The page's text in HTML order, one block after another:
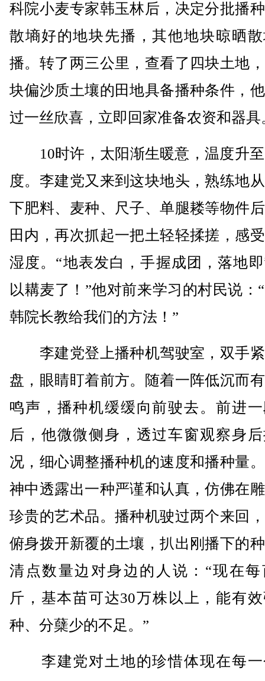
科院小麦专家韩玉林后，决定分批播
散墒好的地块先播，其他地块晾晒
播。转了两三公里，查看了四块土地
块偏沙质土壤的田地具备播种条件，
过一丝欣喜，立即回家准备农资和器具
10时许，太阳渐生暖意，温度升至
度。李建党又来到这块地头，熟练地
下肥料、麦种、尺子、单腿耧等物件
田内，再次抓起一把土轻轻揉搓，感
湿度。“地表发白，手握成团，落地
以耩麦了！”他对前来学习的村民说：
韩院长教给我们的方法！”
李建党登上播种机驾驶室，双手
盘，眼睛盯着前方。随着一阵低沉而
鸣声，播种机缓缓向前驶去。前进
后，他微微侧身，透过车窗观察身
况，细心调整播种机的速度和播种量
神中透露出一种严谨和认真，仿佛在
珍贵的艺术品。播种机驶过两个来回
俯身拨开新覆的土壤，扒出刚播下的
清点数量边对身边的人说：“现在每
斤，基本苗可达30万株以上，能有
种、分蘖少的不足。”
李建党对土地的珍惜体现在每一